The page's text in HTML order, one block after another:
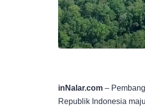
inNalar.com –
Republik Indonesia